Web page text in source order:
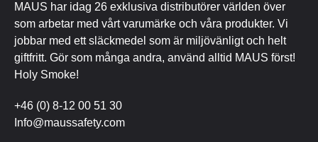
MAUS har idag 26 exklusiva distributörer världen över
som arbetar med vårt varumärke och våra produkter. Vi
jobbar med ett släckmedel som är miljövänligt och helt
giftfritt. Gör som många andra, använd alltid MAUS först!
Holy Smoke!
+46 (0) 8-12 00 51 30
Info@maussafety.com